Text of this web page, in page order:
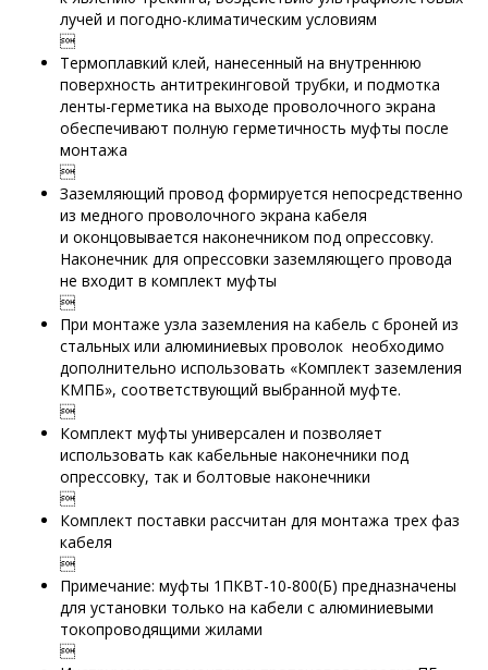
лучей и погодно-климатическим условиям

Термоплавкий клей, нанесенный на внутреннюю
поверхность антитрекинговой трубки, и подмотка
ленты-герметика на выходе проволочного экрана
обеспечивают полную герметичность муфты после
монтажа

Заземляющий провод формируется непосредственно
из медного проволочного экрана кабеля
и оконцовывается наконечником под опрессовку.
Наконечник для опрессовки заземляющего провода
не входит в комплект муфты

При монтаже узла заземления на кабель с броней из
стальных или алюминиевых проволок необходимо
дополнительно использовать «Комплект заземления
КМПБ», соответствующий выбранной муфте.

Комплект муфты универсален и позволяет
использовать как кабельные наконечники под
опрессовку, так и болтовые наконечники

Комплект поставки рассчитан для монтажа трех фаз
кабеля

Примечание: муфты 1ПКВТ-10-800(Б) предназначены
для установки только на кабели с алюминиевыми
токопроводящими жилами
